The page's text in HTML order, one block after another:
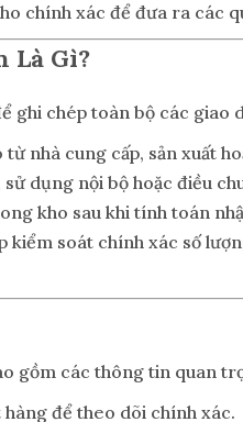
chính xác để đưa ra các
Là Gì?
ghi chép toàn bộ các
từ nhà cung cấp, sản xuất
dụng nội bộ hoặc điều
kho sau khi tính toán
kiểm soát chính xác số
gồm các thông tin quan
hàng để theo dõi chính xác.